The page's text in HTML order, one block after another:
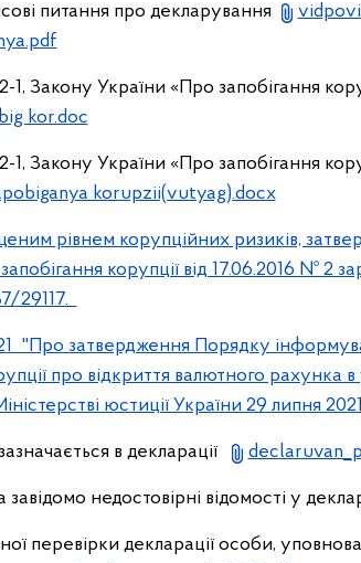
питання про декларування
1, Закону України «Про запобігання
kor.doc
1, Закону України «Про запобігання
korupzii(vutyag).docx
рівнем корупційних ризиків,
корупції від 17.06.2016 № 2
29117.
"Про затвердження Порядку
про відкриття валютного рахунка
юстиції України 29 липня
в декларації
недостовірні відомості у
перевірки декларації особи,